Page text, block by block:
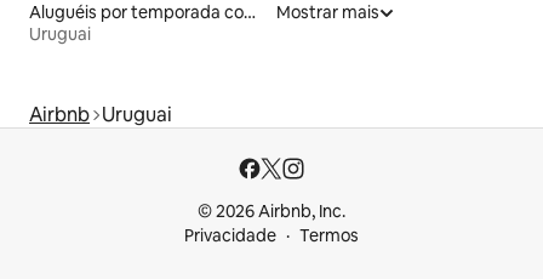
Aluguéis por temporada com acesso à praia
Uruguai
Mostrar mais
Airbnb Uruguai
© 2026 Airbnb, Inc.
Privacidade
Termos